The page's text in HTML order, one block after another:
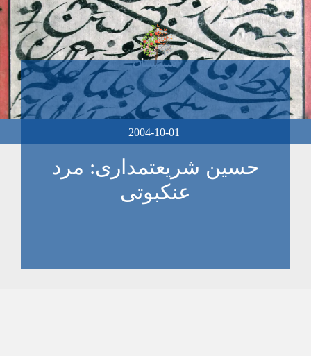
2004-10-01
حسين شريعتمداری: مرد
عنکبوتی